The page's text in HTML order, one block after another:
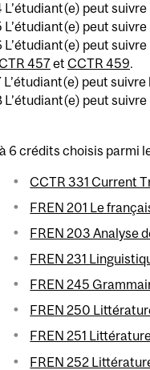
L’étudiant(e) peut suivre
L’étudiant(e) peut suivre
L’étudiant(e) peut suivre
457et CCTR 459.
L’étudiant(e) peut suivre
L’étudiant(e) peut suivre
6 crédits choisis parmi
CCTR 331 Current
FREN 201 Le
FREN 203 Analyse
FREN 231
FREN 245
FREN 250
FREN 251
FREN 252